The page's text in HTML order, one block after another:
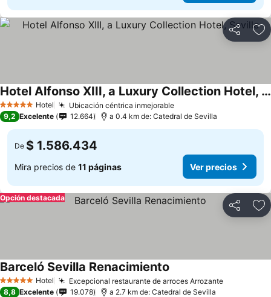
Compartir
5 Estrellas Hotel Ubicación céntrica inmejorable
Hotel Alfonso XIII, a Luxury Collection Hotel, Seville
9,2 Excelente 12.664 a 0.4 km de: Catedral de Sevilla
De $ 1.586.434
Mira precios de 11 páginas Ver precios
Compartir
Opción destacada
5 Estrellas Hotel Excepcional restaurante de arroces Arrozante
Barceló Sevilla Renacimiento
8,8 Excelente 19.078 a 2.7 km de: Catedral de Sevilla